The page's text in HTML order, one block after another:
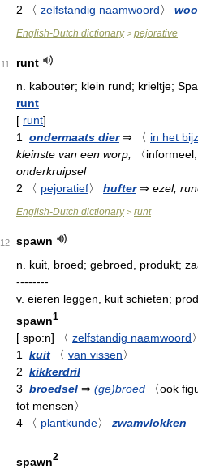
2
〈 zelfstandig naamwoord〉
English-Dutch dictionary> pejorative
11
runt
n.
kabouter; klein rund; krieltje;
runt
[ runt]
1
ondermaats dier⇒ 〈 in het
kleinste van een worp;
〈
onderkruipsel
2
〈 pejoratief〉 hufter⇒ ezel,
English-Dutch dictionary> runt
12
spawn
n.
kuit, broed; gebroed, produkt;
--------
v. eieren leggen, kuit schieten;
spawn1
[ spo:n] 〈 zelfstandig naamwoord〉
1
kuit 〈 van vissen〉
2 kikkerdril
3 broedsel ⇒ (ge)broed
〈ook
tot mensen〉
4
〈 plantkunde〉
zwamvlokken
————————
spawn2